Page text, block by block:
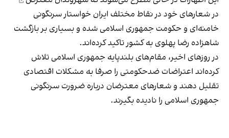
در شعارهای خود در نقاط مختلف ایران خواستار سرنگونی
خامنه‌ای و حکومت جمهوری اسلامی شده‌ و بسیاری بر بازگشت
شاهزاده رضا پهلوی به کشور تاکید کرده‌اند.
در روزهای اخیر، مقام‌های بلندپایه جمهوری اسلامی تلاش
کرده‌اند اعتراضات ضدحکومتی را صرفا به مشکلات اقتصادی
تقلیل دهند و شعارهای معترضان درباره ضرورت سرنگونی
جمهوری اسلامی را نادیده بگیرند.